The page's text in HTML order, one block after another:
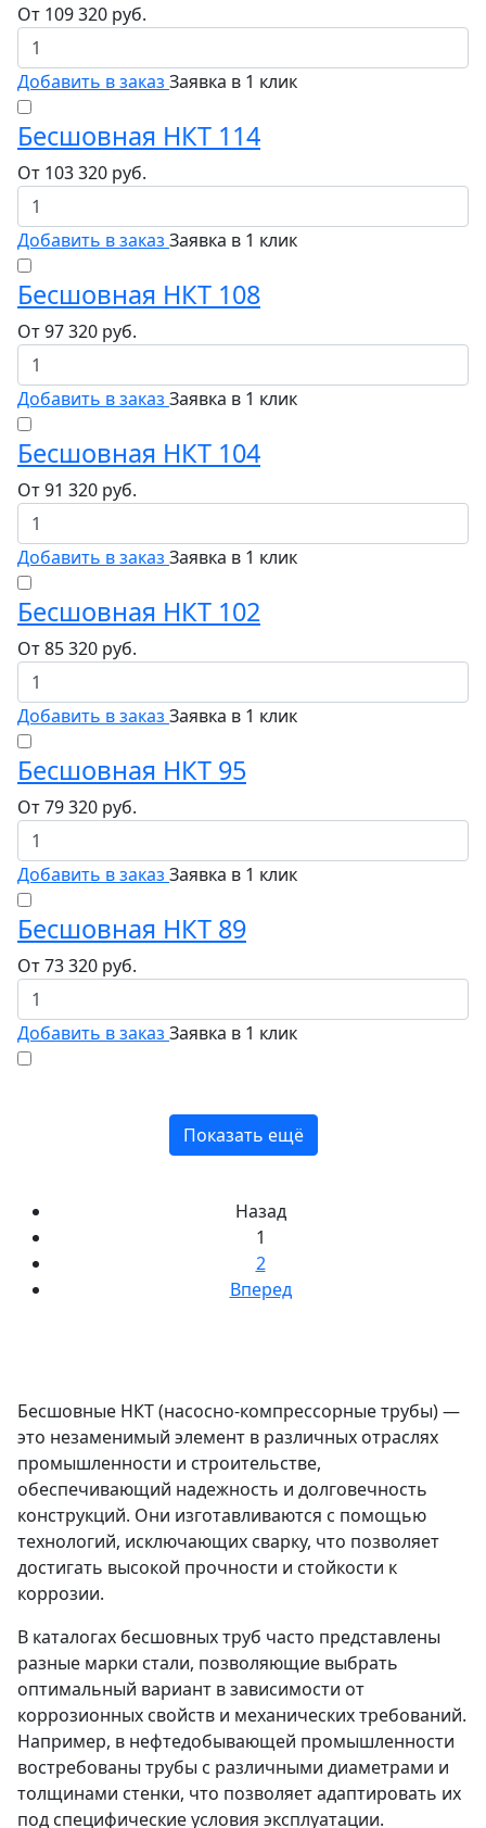
От 109 320 руб.
Добавить в заказ Заявка в 1 клик
Бесшовная НКТ 114
От 103 320 руб.
Добавить в заказ Заявка в 1 клик
Бесшовная НКТ 108
От97 320 руб.
Добавить в заказ Заявка в 1 клик
Бесшовная НКТ 104
От91 320 руб.
Добавить в заказ Заявка в 1 клик
Бесшовная НКТ 102
От85 320 руб.
Добавить в заказ Заявка в 1 клик
Бесшовная НКТ 95
От79 320 руб.
Добавить в заказ Заявка в 1 клик
Бесшовная НКТ 89
От73 320 руб.
Добавить в заказ Заявка в 1 клик
Показать ещё
Назад
1
2
Вперед
Бесшовные НКТ (насосно-компрессорные трубы) —
это незаменимый элемент в различных отраслях
промышленности и строительстве,
обеспечивающий надежность и долговечность
конструкций. Они изготавливаются с помощью
технологий, исключающих сварку, что позволяет
достигать высокой прочности и стойкости к
коррозии.
В каталогах бесшовных труб часто представлены
разные марки стали, позволяющие выбрать
оптимальный вариант в зависимости от
коррозионных свойств и механических требований.
Например, в нефтедобывающей промышленности
востребованы трубы с различными диаметрами и
толщинами стенки, что позволяет адаптировать их
под специфические условия эксплуатации.